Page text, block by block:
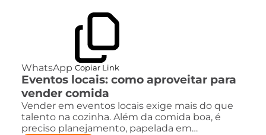
WhatsApp Copiar Link
Eventos locais: como aproveitar para
vender comida
Vender em eventos locais exige mais do que
talento na cozinha. Além da comida boa, é
preciso planejamento, papelada em…